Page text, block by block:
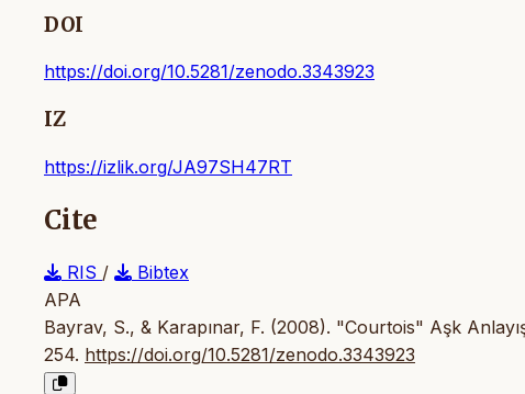
DOI
https://doi.org/10.5281/zenodo.3343923
IZ
https://izlik.org/JA97SH47RT
Cite
RIS /
Bibtex
APA
Bayrav, S., & Karapınar, F. (2008). "Courtois" Aşk
254. https://doi.org/10.5281/zenodo.3343923